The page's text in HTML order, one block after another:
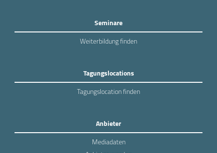
Seminare
Weiterbildung finden
Tagungslocations
Tagungslocation finden
Anbieter
Mediadaten